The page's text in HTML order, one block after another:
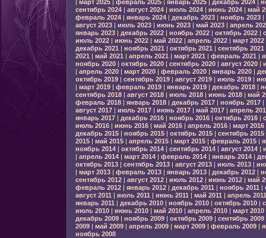
| март 2025| февраль 2025| январь 2025| декабрь 2024|
сентябрь 2024| август 2024| июль 2024| июнь 2024| май
февраль 2024| январь 2024| декабрь 2023| ноябрь 2023|
август 2023| июль 2023| июнь 2023| май 2023| апрель
январь 2023| декабрь 2022| ноябрь 2022| октябрь 2022|
июль 2022| июнь 2022| май 2022| апрель 2022| март 2022
декабрь 2021 | ноябрь 2021 | октябрь 2021 | сентябрь 2021
2021 | май 2021 | апрель 2021 | март 2021 | февраль 2021 |
ноябрь 2020| октябрь 2020| сентябрь 2020| август 2020|
| апрель 2020| март 2020| февраль 2020| январь 2020|
октябрь 2019| сентябрь 2019| август 2019| июль 2019|
| март 2019| февраль 2019| январь 2019| декабрь 2018|
сентябрь 2018| август 2018| июль 2018| июнь 2018| май
февраль 2018| январь 2018| декабрь 2017| ноябрь 2017|
август 2017| июль 2017| июнь 2017| май 2017| апрель
январь 2017| декабрь 2016| ноябрь 2016| октябрь 2016|
июль 2016| июнь 2016| май 2016| апрель 2016| март 2016
декабрь 2015| ноябрь 2015| октябрь 2015| сентябрь 2015
2015| май 2015| апрель 2015| март 2015| февраль 2015|
ноябрь 2014| октябрь 2014| сентябрь 2014| август 2014|
| апрель 2014| март 2014| февраль 2014| январь 2014|
октябрь 2013| сентябрь 2013| август 2013| июль 2013|
| март 2013| февраль 2013| январь 2013| декабрь 2012|
сентябрь 2012| август 2012| июль 2012| июнь 2012| май
февраль 2012| январь 2012| декабрь 2011 | ноябрь 2011 |
август 2011 | июль 2011 | июнь 2011 | май 2011 | апрель 2011
январь 2011 | декабрь 2010| ноябрь 2010| октябрь 2010|
июль 2010| июнь 2010| май 2010| апрель 2010| март 2010
декабрь 2009| ноябрь 2009| октябрь 2009| сентябрь 2009
2009| май 2009| апрель 2009| март 2009| февраль 2009|
ноябрь 2008